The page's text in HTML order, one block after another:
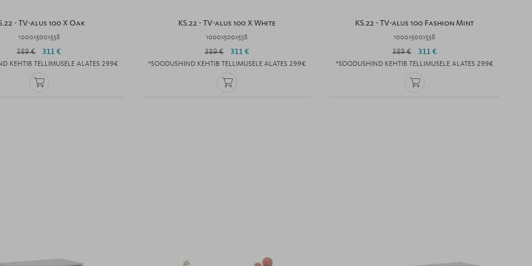
- TV-alus 100 X Oak
1000x500x558
389 € 311 €
KEHTIB TELLIMUSELE ALATES 299€
KS.22 - TV-alus 100 X White
1000x500x558
389 € 311 €
*SOODUSHIND KEHTIB TELLIMUSELE ALATES 299€
KS.22 - TV-alus 100 Fashion Mint
1000x500x558
389 € 311 €
*SOODUSHIND KEHTIB TELLIMUSELE ALATES 299€